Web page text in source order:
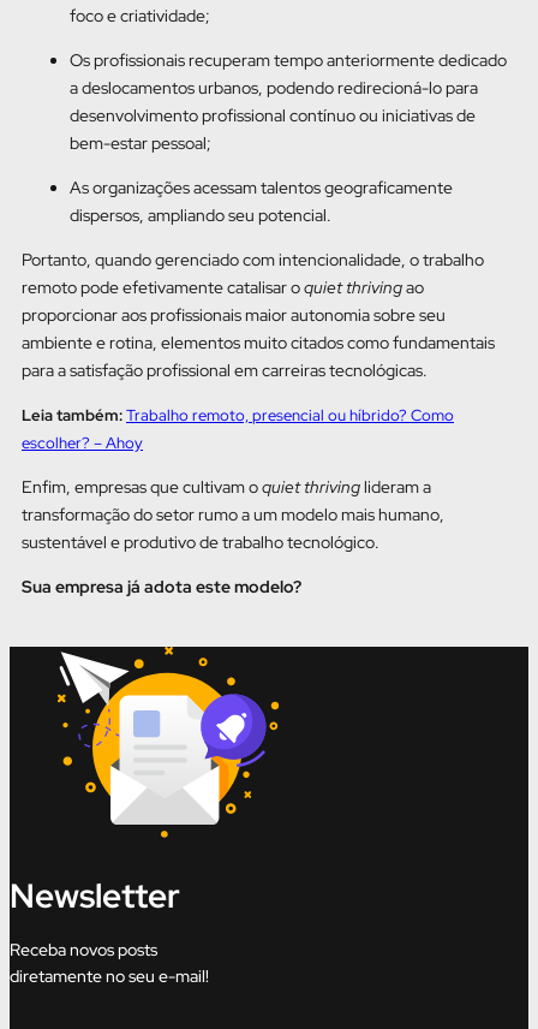
foco e criatividade;
Os profissionais recuperam tempo anteriormente dedicado
a deslocamentos urbanos, podendo redirecioná-lo para
desenvolvimento profissional contínuo ou iniciativas de
bem-estar pessoal;
As organizações acessam talentos geograficamente
dispersos, ampliando seu potencial.
Portanto, quando gerenciado com intencionalidade, o trabalho
remoto pode efetivamente catalisar oquiet thrivingao
proporcionar aos profissionais maior autonomia sobre seu
ambiente e rotina, elementos muito citados como fundamentais
para a satisfação profissional em carreiras tecnológicas.
Leia também:Trabalho remoto, presencial ou híbrido? Como
escolher? – Ahoy
Enfim, empresas que cultivam oquiet thrivinglideram a
transformação do setor rumo a um modelo mais humano,
sustentável e produtivo de trabalho tecnológico.
Sua empresa já adota este modelo?
Newsletter
Receba novos posts
diretamente no seu e-mail!